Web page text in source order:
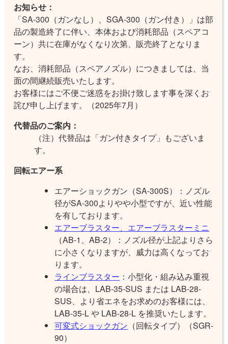
お知らせ：
「SA-300（ガンなし）、SGA-300（ガン付き）」は部
品の製造終了に伴い、本体および消耗部品（スペアコ
ーン）共に在庫がなくなり次第、販売終了となりま
す。
なお、消耗部品（スペアノズル）につきましては、当
面の間継続販売いたします。
お客様にはご不便ご迷惑をお掛け致します事を深くお
詫び申し上げます。
（2025年7月）
代替品のご案内：
（注）代替品は「ガン付きタイプ」もございま
す。
回転エアー系
エアーショックガン（SA-300S）：ノズル
径がSA-300よりやや小型ですが、近い性能
を有しております。
エアーブラスター、エアーブラスターミニ
（AB-1、AB-2）：ノズル径が上記よりさら
に小さくなりますが、威力は高くなってお
ります。
ラインブラスター ：小型化・組み込み重視
の場合は、LAB-35-SUS または LAB-28-
SUS、より省エネをお求めのお客様には、
LAB-35-L や LAB-28-L を推奨いたします。
可変式ショックガン （回転タイプ）（SGR-
90）